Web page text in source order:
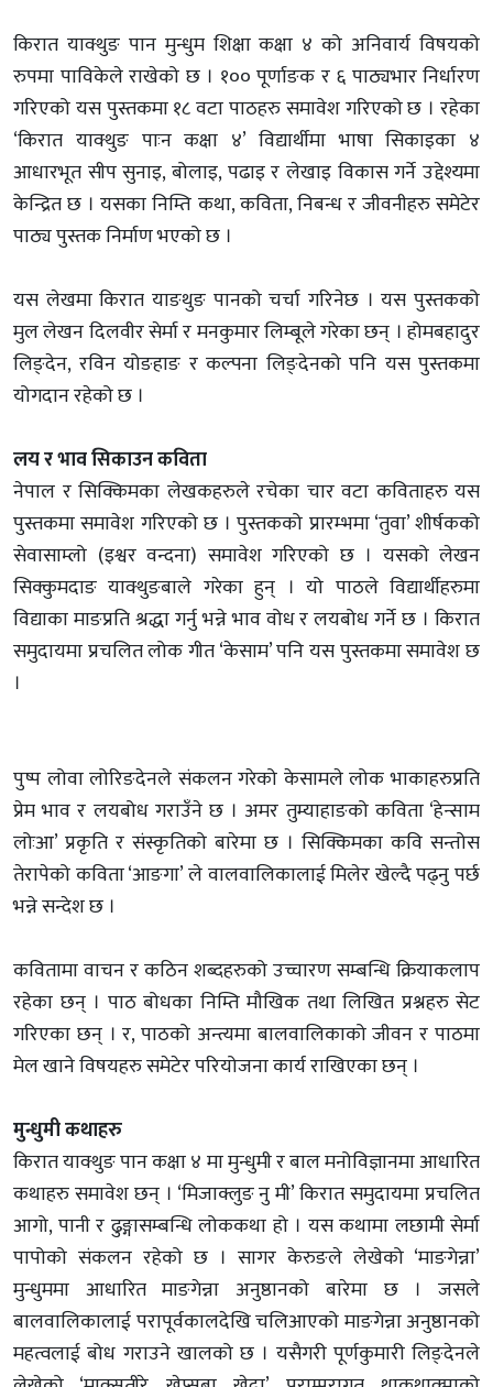
किरात याक्थुङ पान मुन्धुम शिक्षा कक्षा ४ को अनिवार्य विषयको
रुपमा पाविकेले राखेको छ । १०० पूर्णाङक र ६ पाठ्यभार निर्धारण
गरिएको यस पुस्तकमा १८ वटा पाठहरु समावेश गरिएको छ । रहेका
‘किरात याक्थुङ पाःन कक्षा ४’ विद्यार्थीमा भाषा सिकाइका ४
आधारभूत सीप सुनाइ, बोलाइ, पढाइ र लेखाइ विकास गर्ने उद्देश्यमा
केन्द्रित छ । यसका निम्ति कथा, कविता, निबन्ध र जीवनीहरु समेटेर
पाठ्य पुस्तक निर्माण भएको छ ।
यस लेखमा किरात याङथुङ पानको चर्चा गरिनेछ । यस पुस्तकको
मुल लेखन दिलवीर सेर्मा र मनकुमार लिम्बूले गरेका छन् । होमबहादुर
लिङ्देन, रविन योङहाङ र कल्पना लिङ्देनको पनि यस पुस्तकमा
योगदान रहेको छ ।
लय र भाव सिकाउन कविता
नेपाल र सिक्किमका लेखकहरुले रचेका चार वटा कविताहरु यस
पुस्तकमा समावेश गरिएको छ । पुस्तकको प्रारम्भमा ‘तुवा’ शीर्षकको
सेवासाम्लो (इश्वर वन्दना) समावेश गरिएको छ । यसको लेखन
सिक्कुमदाङ याक्थुङबाले गरेका हुन् । यो पाठले विद्यार्थीहरुमा
विद्याका माङप्रति श्रद्धा गर्नु भन्ने भाव वोध र लयबोध गर्ने छ । किरात
समुदायमा प्रचलित लोक गीत ‘केसाम’ पनि यस पुस्तकमा समावेश छ
।
पुष्प लोवा लोरिङदेनले संकलन गरेको केसामले लोक भाकाहरुप्रति
प्रेम भाव र लयबोध गराउँने छ । अमर तुम्याहाङको कविता ‘हेन्साम
लोःआ’ प्रकृति र संस्कृतिको बारेमा छ । सिक्किमका कवि सन्तोस
तेरापेको कविता ‘आङगा’ ले वालवालिकालाई मिलेर खेल्दै पढ्नु पर्छ
भन्ने सन्देश छ ।
कवितामा वाचन र कठिन शब्दहरुको उच्चारण सम्बन्धि क्रियाकलाप
रहेका छन् । पाठ बोधका निम्ति मौखिक तथा लिखित प्रश्नहरु सेट
गरिएका छन् । र, पाठको अन्त्यमा बालवालिकाको जीवन र पाठमा
मेल खाने विषयहरु समेटेर परियोजना कार्य राखिएका छन् ।
मुन्धुमी कथाहरु
किरात याक्थुङ पान कक्षा ४ मा मुन्धुमी र बाल मनोविज्ञानमा आधारित
कथाहरु समावेश छन् । ‘मिजाक्लुङ नु मी’ किरात समुदायमा प्रचलित
आगो, पानी र ढुङ्गासम्बन्धि लोककथा हो । यस कथामा लछामी सेर्मा
पापोको संकलन रहेको छ । सागर केरुङले लेखेको ‘माङगेन्ना’
मुन्धुममा आधारित माङगेन्ना अनुष्ठानको बारेमा छ । जसले
बालवालिकालाई परापूर्वकालदेखि चलिआएको माङगेन्ना अनुष्ठानको
महत्वलाई बोध गराउने खालको छ । यसैगरी पूर्णकुमारी लिङ्देनले